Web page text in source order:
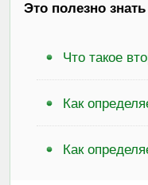
Это полезно
Что такое
Как
Как